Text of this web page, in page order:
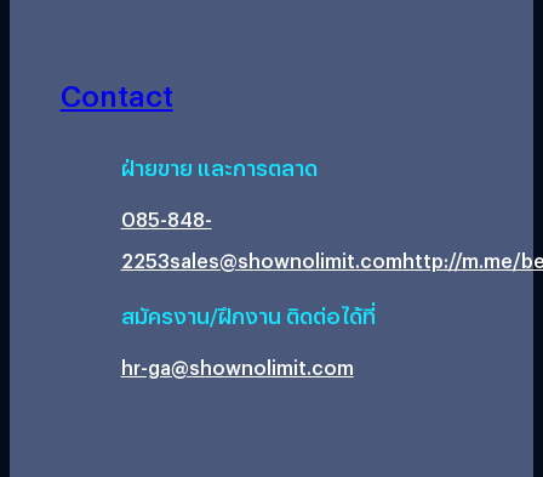
Contact
ฝ่ายขาย และการตลาด
085-848-
2253sales@shownolimit.comhttp://m.me/
สมัครงาน/ฝึกงาน ติดต่อได้ที่
hr-ga@shownolimit.com